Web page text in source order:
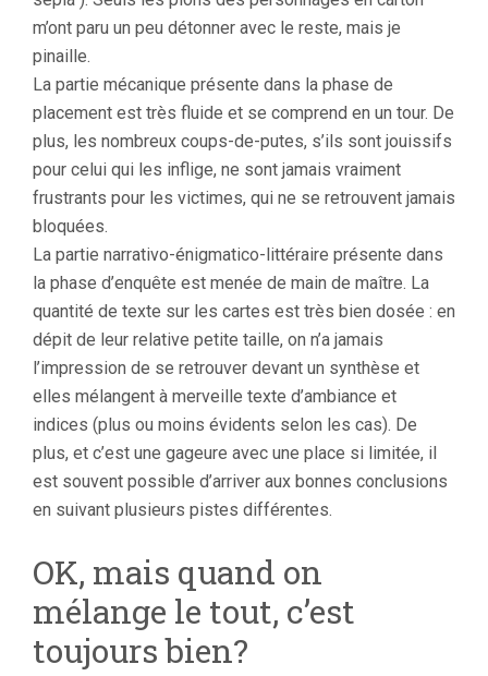
m’ont paru un peu détonner avec le reste, mais je
pinaille.
La partie mécanique présente dans la phase de
placement est très fluide et se comprend en un tour. De
plus, les nombreux coups-de-putes, s’ils sont jouissifs
pour celui qui les inflige, ne sont jamais vraiment
frustrants pour les victimes, qui ne se retrouvent jamais
bloquées.
La partie narrativo-énigmatico-littéraire présente dans
la phase d’enquête est menée de main de maître. La
quantité de texte sur les cartes est très bien dosée : en
dépit de leur relative petite taille, on n’a jamais
l’impression de se retrouver devant un synthèse et
elles mélangent à merveille texte d’ambiance et
indices (plus ou moins évidents selon les cas). De
plus, et c’est une gageure avec une place si limitée, il
est souvent possible d’arriver aux bonnes conclusions
en suivant plusieurs pistes différentes.
OK, mais quand on
mélange le tout, c’est
toujours bien?